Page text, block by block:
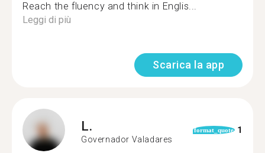
Reach the fluency and think in Englis...
Leggi di più
Scarica la app
L.
Governador Valadares
format_quote 1